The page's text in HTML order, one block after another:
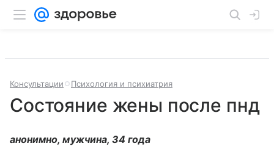
Консультации Психология и психиатрия
Состояние жены после пнд
анонимно, мужчина, 34 года